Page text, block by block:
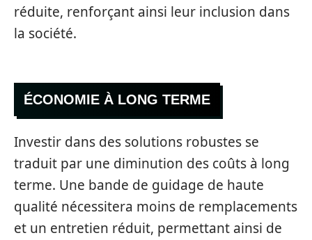
réduite, renforçant ainsi leur inclusion dans
la société.
ÉCONOMIE À LONG TERME
Investir dans des solutions robustes se
traduit par une diminution des coûts à long
terme. Une bande de guidage de haute
qualité nécessitera moins de remplacements
et un entretien réduit, permettant ainsi de